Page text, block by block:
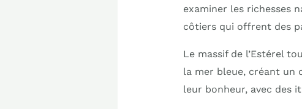
examiner les richesses
côtiers qui offrent des
Le massif de l’Estérel
la mer bleue, créant un
leur bonheur, avec des